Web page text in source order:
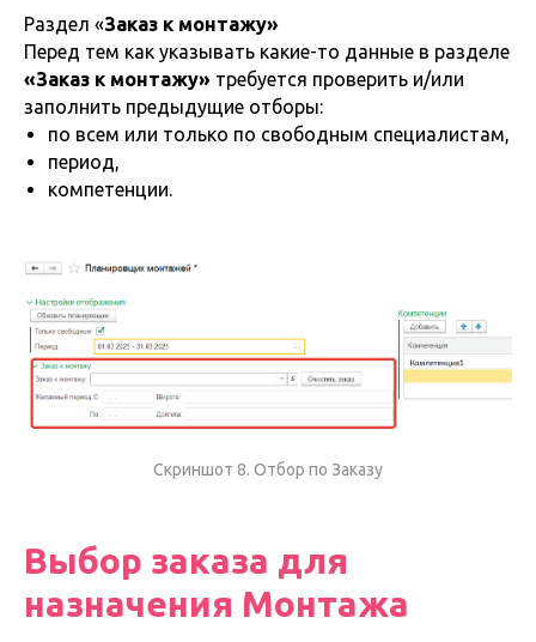
Раздел «Заказ к монтажу»
Перед тем как указывать какие-то данные в разделе
«Заказ к монтажу» требуется проверить и/или
заполнить предыдущие отборы:
по всем или только по свободным специалистам,
период,
компетенции.
Скриншот 8. Отбор по Заказу
Выбор заказа для
назначения Монтажа